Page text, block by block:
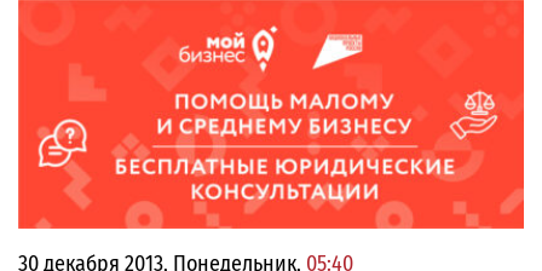
30 декабря 2013, Понедельник, 05:40